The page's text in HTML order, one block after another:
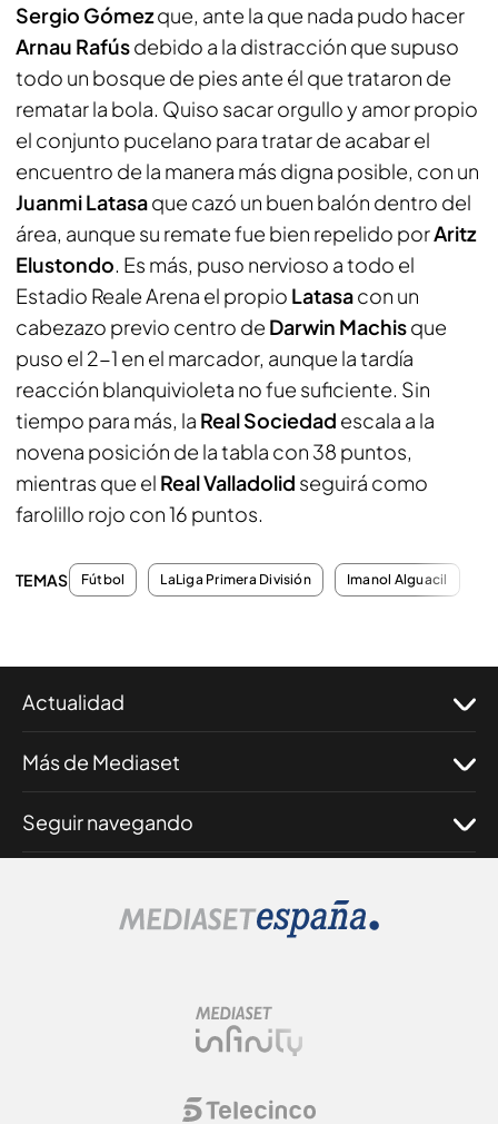
Sergio Gómezque, ante la que nada pudo hacer
Arnau Rafúsdebido a la distracción que supuso
todo un bosque de pies ante él que trataron de
rematar la bola. Quiso sacar orgullo y amor propio
el conjunto pucelano para tratar de acabar el
encuentro de la manera más digna posible, con un
Juanmi Latasaque cazó un buen balón dentro del
área, aunque su remate fue bien repelido porAritz
Elustondo. Es más, puso nervioso a todo el
Estadio Reale Arena el propio Latasacon un
cabezazo previo centro de Darwin Machisque
puso el 2-1 en el marcador, aunque la tardía
reacción blanquivioleta no fue suficiente. Sin
tiempo para más, la Real Sociedad escala a la
novena posición de la tabla con 38 puntos,
mientras que el Real Valladolid seguirá como
farolillo rojo con 16 puntos.
TEMAS Fútbol LaLiga Primera División Imanol Alguacil
Actualidad
Más de Mediaset
Seguir navegando